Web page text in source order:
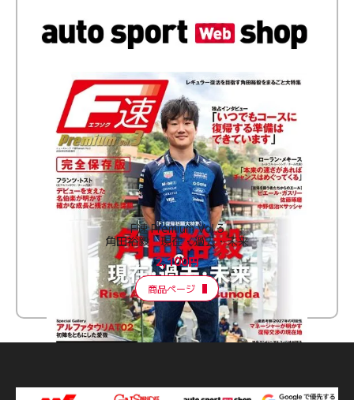
F速 Premium Vol.3
角田裕毅 現在・過去・未来
2,100円
商品ページ